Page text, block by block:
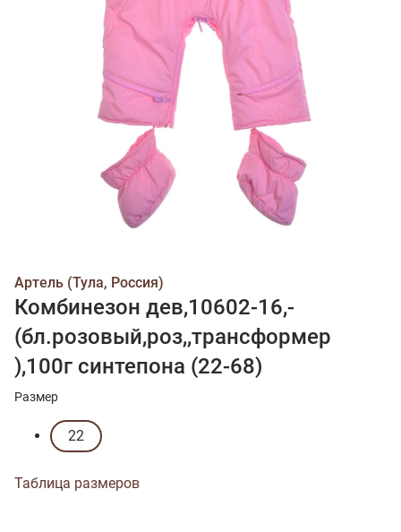
Артель (Тула, Россия)
Комбинезон дев,10602-16,-
(бл.розовый,роз,,трансформер
),100г синтепона (22-68)
Размер
22
Таблица размеров